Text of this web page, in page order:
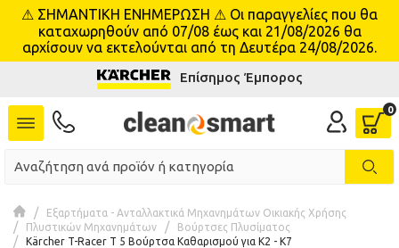
menu
⚠ ΣΗΜΑΝΤΙΚΗ ΕΝΗΜΕΡΩΣΗ ⚠ Οι παραγγελίες που θα
καταχωρηθούν από 07/08 έως και 21/08/2026 θα
αρχίσουν να εκτελούνται από τη Δευτέρα 24/08/2026.
Επίσημος Έμπορος
Εξαρτήματα - Ανταλλακτικά Μηχανημάτων Οικιακής Χρήσης
Πλυστικών Μηχανημάτων
Βούρτσες Πλυσίματος
Kärcher T-Racer T 5 Βούρτσα Καθαρισμού για K2 - K7